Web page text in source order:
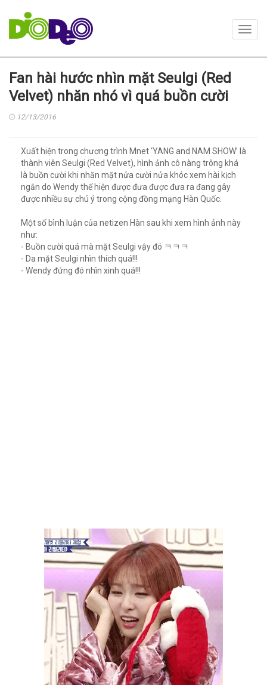
Fan hài hước nhìn mặt Seulgi (Red
Velvet) nhăn nhó vì quá buồn cười
12/13/2016
Xuất hiện trong chương trình Mnet ‘YANG and NAM SHOW’ là
thành viên Seulgi (Red Velvet), hình ảnh cô nàng trông khá
là buồn cười khi nhăn mặt nửa cười nửa khóc xem hài kịch
ngắn do Wendy thể hiện được đưa được đưa ra đang gây
được nhiều sự chú ý trong cộng đồng mạng Hàn Quốc.
Một số bình luận của netizen Hàn sau khi xem hình ảnh này
như:
- Buồn cười quá mà mặt Seulgi vậy đó ㅋㅋㅋ
- Da mặt Seulgi nhìn thích quá!!!
- Wendy đứng đó nhìn xinh quá!!!